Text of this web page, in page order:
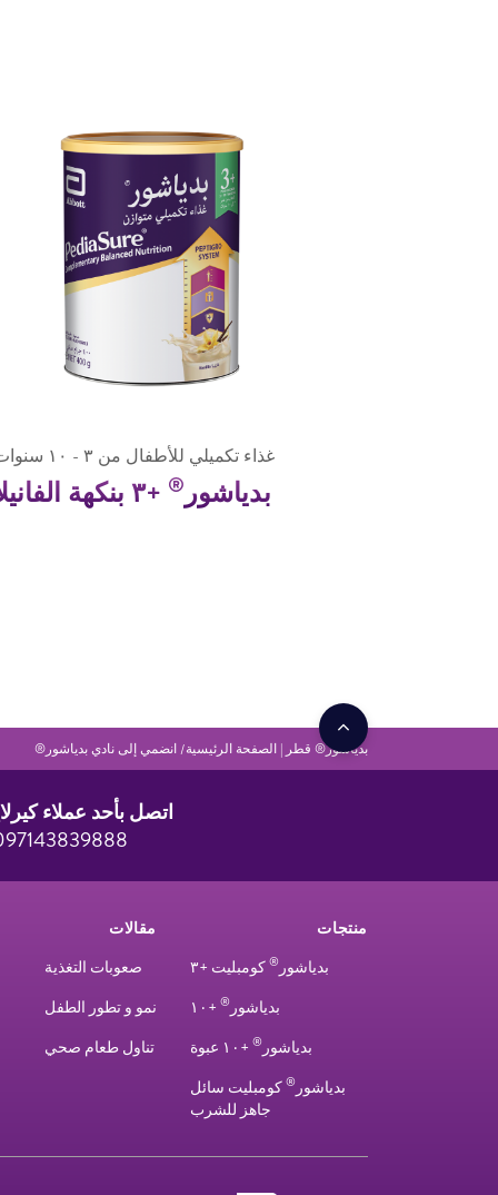
غذاء تكميلي للأطفال من ٣ - ١٠ سنوات
بدياشور ® +٣ بنكهة الفانيلا
بدياشور® قطر | الصفحة الرئيسية انضمي إلى نادي بدياشور®
اتصل بأحد عملاء
منتجات
بدياشور ® كومبليت +٣
بدياشور ® +١٠
بدياشور ® +١٠ عبوة
بدياشور ® كومبليت سائل
جاهز للشرب
مقالات
صعوبات التغذية
نمو و تطور الطفل
تناول طعام صحي